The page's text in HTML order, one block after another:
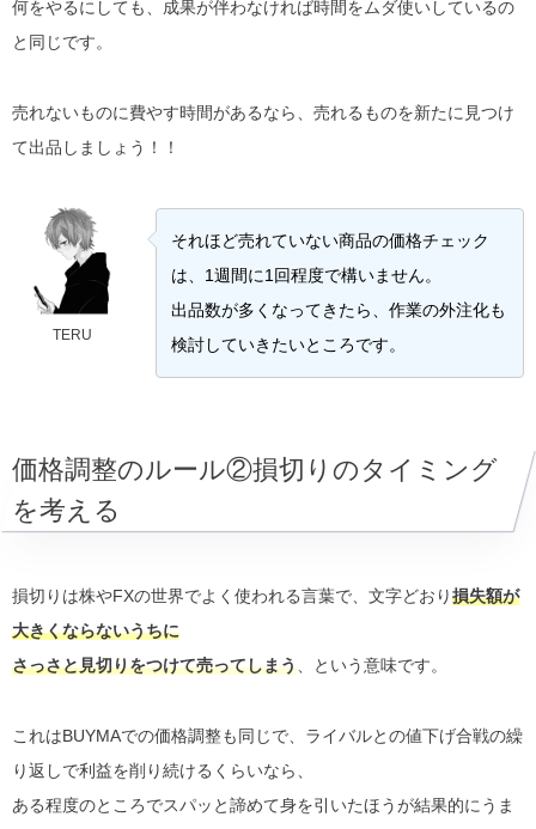
何をやるにしても、成果が伴わなければ時間をムダ使いしているの
と同じです。
売れないものに費やす時間があるなら、売れるものを新たに見つけ
て出品しましょう！！
TERU
それほど売れていない商品の価格チェック
は、1週間に1回程度で構いません。
出品数が多くなってきたら、作業の外注化も
検討していきたいところです。
価格調整のルール②損切りのタイミング
を考える
損切りは株やFXの世界でよく使われる言葉で、文字どおり損失額が
大きくならないうちに
さっさと見切りをつけて売ってしまう 、という意味です。
これはBUYMAでの価格調整も同じで、ライバルとの値下げ合戦の繰
り返しで利益を削り続けるくらいなら、
ある程度のところでスパッと諦めて身を引いたほうが結果的にうま